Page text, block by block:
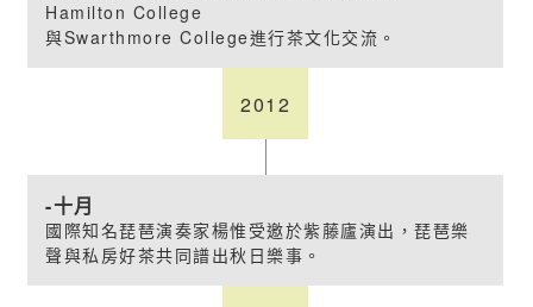
Hamilton College
與Swarthmore College進行茶文化交流。
2012
十月
國際知名琵琶演奏家楊惟受邀於紫藤廬演出，琵琶樂
聲與私房好茶共同譜出秋日樂事。